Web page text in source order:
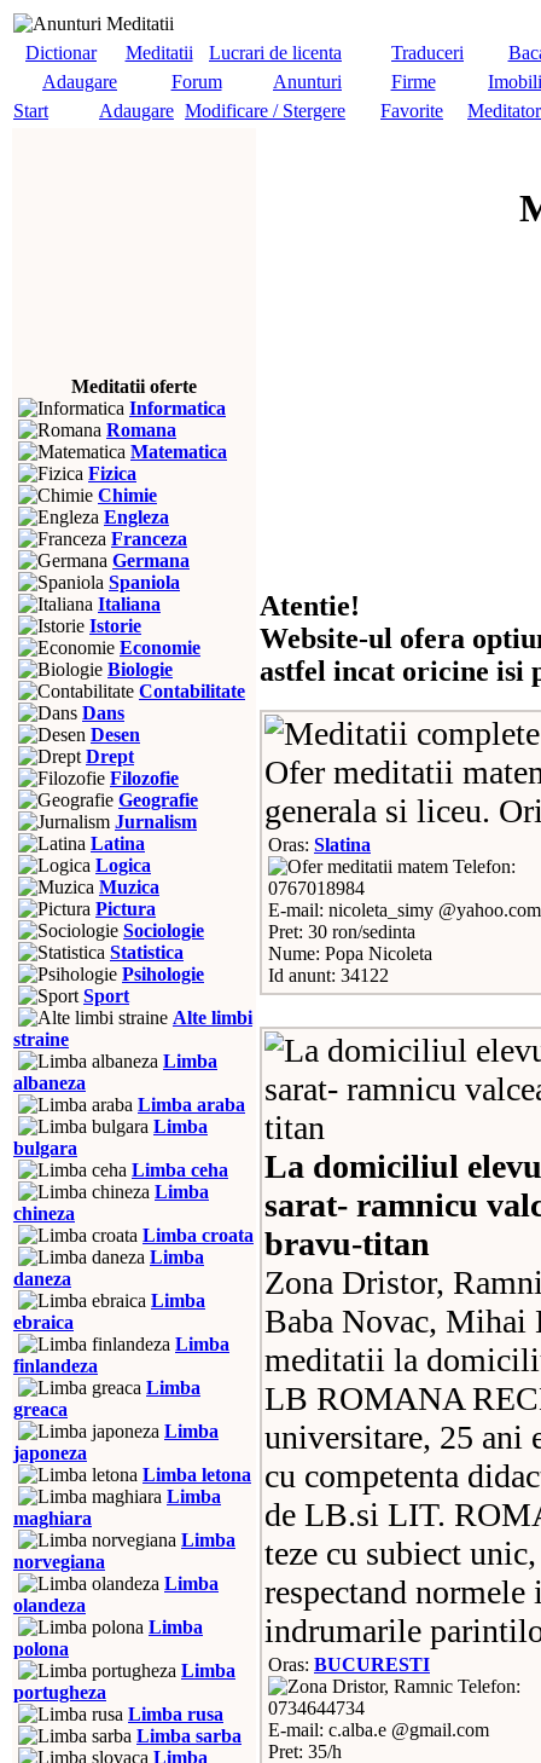
Dictionar Meditatii Lucrari de licenta Traduceri
Adaugare
Forum Anunturi Firme
Start
Adaugare Modificare / Stergere Favorite
Meditatii oferte
Informatica
Romana
Matematica
Fizica
Chimie
Engleza
Franceza
Germana
Spaniola
Italiana
Istorie
Economie
Biologie
Contabilitate
Dans
Desen
Drept
Filozofie
Geografie
Jurnalism
Latina
Logica
Muzica
Pictura
Sociologie
Statistica
Psihologie
Sport
Alte limbi
straine
Limba
albaneza
Limba araba
Limba
bulgara
Limba ceha
Limba
chineza
Limba croata
Limba
daneza
Limba
ebraica
Limba
finlandeza
Limba
greaca
Limba
japoneza
Limba letona
Limba
maghiara
Limba
norvegiana
Limba
olandeza
Limba
polona
Limba
portugheza
Limba rusa
Limba sarba
Limba
Atentie!
Website-ul ofera
astfel incat oricine isi
Ofer meditatii
generala si liceu.
Oras: Slatina
Telefon:
0767018984
E-mail: nicoleta_simy @yahoo.com
Pret: 30 ron/sedinta
Nume: Popa Nicoleta
Id anunt: 34122
La domiciliul
sarat- ramnicu
bravu-titan
Zona Dristor,
Baba Novac, Mihai
meditatii la
LB ROMANA
universitare, 25 ani
cu competenta
de LB.si LIT.
teze cu subiect
respectand
indrumarile
Oras: BUCURESTI
Telefon:
0734644734
E-mail: c.alba.e @gmail.com
Pret: 35/h